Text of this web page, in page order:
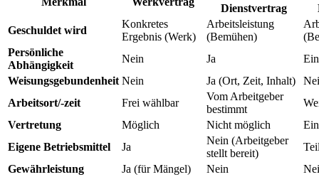
Dienstvertrag
Geschuldet wird
Konkretes
Ergebnis (Werk)
Arbeitsleistung
(Bemühen)
Persönliche
Abhängigkeit
Nein Ja
Weisungsgebundenheit Nein Ja (Ort, Zeit, Inhalt)
Arbeitsort/-zeit
Frei wählbar
Vom Arbeitgeber
bestimmt
Vertretung
Möglich Nicht möglich
Eigene Betriebsmittel
Ja
Nein (Arbeitgeber
stellt bereit)
Gewährleistung
Ja (für Mängel) Nein